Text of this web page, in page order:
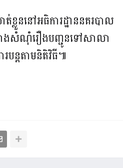
ខ្លួននៅអធិការដ្ឋាននគរបាល
ាងសំណុំរឿងបញ្ជូនទៅសាលា
របន្តតាមនិតិវិធី៕